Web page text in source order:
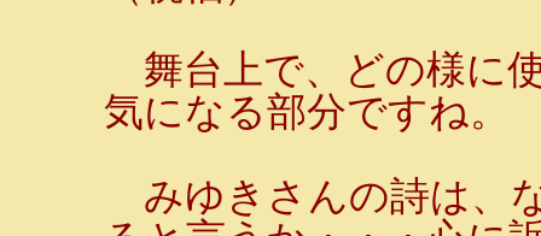
舞台上で、どの様に
気になる部分ですね。
みゆきさんの詩は、